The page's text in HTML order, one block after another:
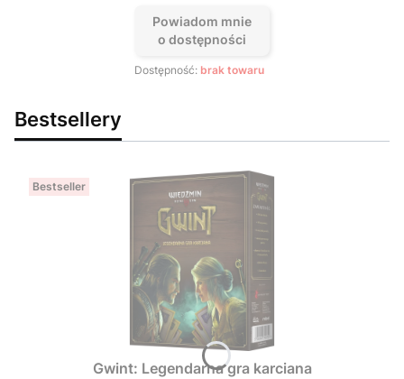
Powiadom mnie
o dostępności
Dostępność: brak towaru
Bestsellery
Bestseller
Gwint: Legendarna gra karciana